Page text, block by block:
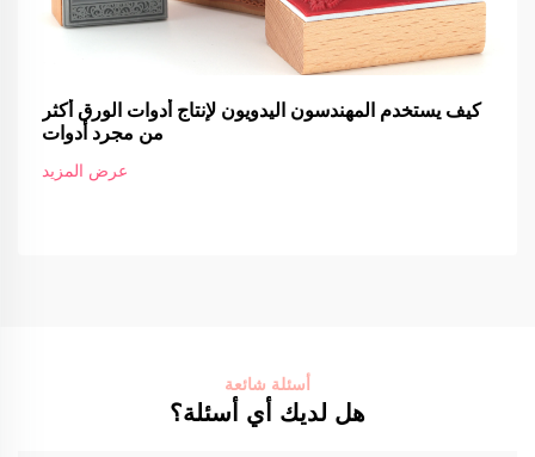
كيف يستخدم المهندسون اليدويون لإنتاج أدوات الورق أكثر
من مجرد أدوات
عرض المزيد
أسئلة شائعة
هل لديك أي أسئلة؟